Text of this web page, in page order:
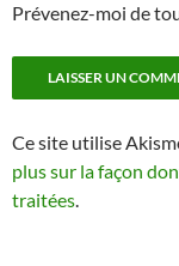
Prévenez-moi de
Ce site utilise
plus sur la façon
traitées.